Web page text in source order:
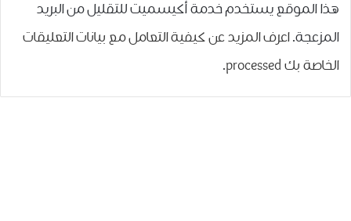
هذا الموقع يستخدم خدمة أكيسميت للتقليل من البريد
المزعجة.اعرف المزيد عن كيفية التعامل مع بيانات التعليقات
الخاصة بك processed
.